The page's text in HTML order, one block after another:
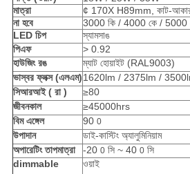
মাত্রা
¢ 170X H89mm, কাট-
না হবে
3000 কি / 4000 কে / 5000
LED চিপ
স্যামসাঙ
পিএফ
> 0.92
হাউজিং রঙ
ম্যাট হোয়াইট (RAL9003)
ভাস্বর ফ্লক্স (এলএম)1620lm / 2375lm /
সিআরআই ( রা )
≥80
জীবনকাল
≥45000hrs
বিম এঙ্গেল
90 0
উপাদান
ডাই-কাস্টিং অ্যালুমিনিয়াম
অপারেটিং তাপমাত্রা
-20 0সি ~ 40 0সি
dimmable
ওয়াই